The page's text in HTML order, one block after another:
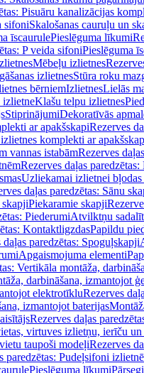
Pisuāru kanalizācijas
sifoniSkalošanas cauruļu un
īscaurulePieslēguma līkumi
P veida sifoniPieslēguma
Mēbeļu izlietnes
izlietnesStūra roku
bērniemIzlietnesLielās
izlietneKlašu telpu izlietnes
StiprinājumiDekoratīvās
ar apakšskapiRezerves
komplekti ar
vannas istabāmRezerves
Rezerves daļas
Uzliekamai izlietnei bļodas
daļas paredzētas: Sānu
skapjiPiekaramie skapji
PiederumiAtvilktņu
KontaktligzdasPapildu
daļas paredzētas: Spoguļskapji
Apgaismojuma elementi
Vertikāla montāža,
darbināšana, izmantojot
elektrotīkluRezerves
izmantojot baterijas
Rezerves daļas
virtuves izlietņu, ierīču
taupoši modeļiRezerves
paredzētas: Pudeļsifoni
Pieslēguma līkumiPārsegi